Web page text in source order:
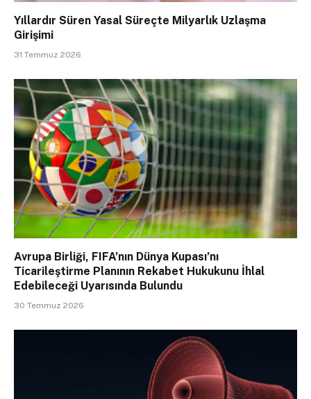
Yıllardır Süren Yasal Süreçte Milyarlık Uzlaşma
Girişimi
31 Temmuz 2026
Avrupa Birliği, FIFA’nın Dünya Kupası’nı
Ticarileştirme Planının Rekabet Hukukunu İhlal
Edebileceği Uyarısında Bulundu
30 Temmuz 2026